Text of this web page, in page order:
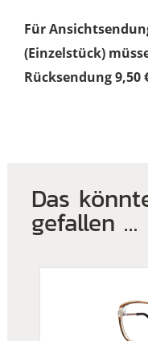
Für
(Einzelstück)
Rücksendung 9,50
Das
gefallen …